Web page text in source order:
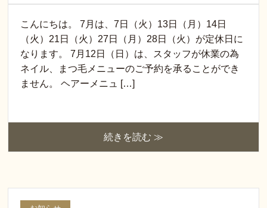
こんにちは。 7月は、7日（火）13日（月）14日
（火）21日（火）27日（月）28日（火）が定休日に
なります。 7月12日（日）は、スタッフが休業の為
ネイル、まつ毛メニューのご予約を承ることができ
ません。 ヘアーメニュ […]
続きを読む ≫